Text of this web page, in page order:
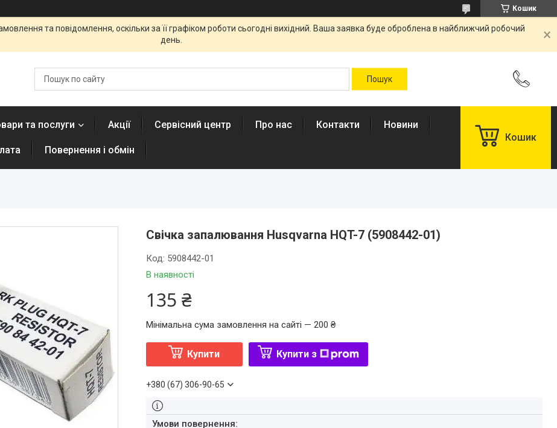
Кошик
та повідомлення, оскільки за її графіком роботи сьогодні вихідний. Ваша заявка буде оброблена в найближчий робочий
день.
та послуги Акції Сервісний центр Про нас Контакти Новини
Повернення і обмін
Кошик
Свічка запалювання Husqvarna HQT-7 (5908442-01)
В наявності
Код: 5908442-01
135 ₴
Мінімальна сума замовлення на сайті — 200 ₴
Купити Купити з
+380 (67) 306-90-65